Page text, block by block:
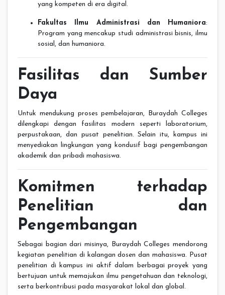
yang kompeten di era digital.
Fakultas Ilmu Administrasi dan Humaniora:
Program yang mencakup studi administrasi bisnis, ilmu
sosial, dan humaniora.
Fasilitas dan Sumber
Daya
Untuk mendukung proses pembelajaran, Buraydah Colleges
dilengkapi dengan fasilitas modern seperti laboratorium,
perpustakaan, dan pusat penelitian. Selain itu, kampus ini
menyediakan lingkungan yang kondusif bagi pengembangan
akademik dan pribadi mahasiswa.
Komitmen terhadap
Penelitian dan
Pengembangan
Sebagai bagian dari misinya, Buraydah Colleges mendorong
kegiatan penelitian di kalangan dosen dan mahasiswa. Pusat
penelitian di kampus ini aktif dalam berbagai proyek yang
bertujuan untuk memajukan ilmu pengetahuan dan teknologi,
serta berkontribusi pada masyarakat lokal dan global.